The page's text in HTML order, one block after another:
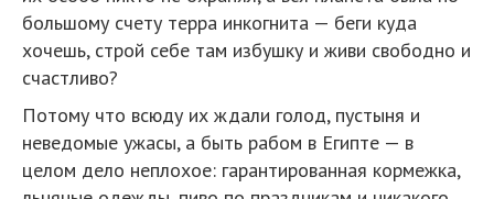
большому счету терра инкогнита — беги куда
хочешь, строй себе там избушку и живи свободно и
счастливо?
Потому что всюду их ждали голод, пустыня и
неведомые ужасы, а быть рабом в Египте — в
целом дело неплохое: гарантированная кормежка,